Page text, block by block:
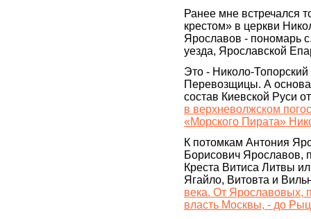
Ранее мне встречался
крестом» в церкви
Ярославов - пономарь
уезда, Ярославской
Это - Николо-Топорский
Перевозщицы. А
состав Киевской Руси
в верхневолжском
«Морского Пирата»
К потомкам Антония
Борисович Ярославов,
Креста Витиса Литвы
Ягайло, Витовта и
века. От Ярославовых,
власть Москвы, - до